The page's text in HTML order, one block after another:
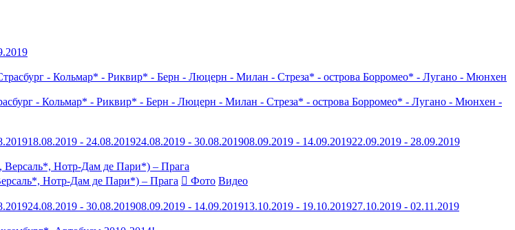
- Кольмар* - Риквир* - Берн - Люцерн - Милан - Стреза* - острова Борромео* - Лугано - Мюнхен -
18.08.2019 - 24.08.201924.08.2019 - 30.08.201908.09.2019 - 14.09.201922.09.2019 - 28.09.2019
Нотр-Дам де Пари*) – Прага Фото Видео
24.08.2019 - 30.08.201908.09.2019 - 14.09.201913.10.2019 - 19.10.201927.10.2019 - 02.11.2019